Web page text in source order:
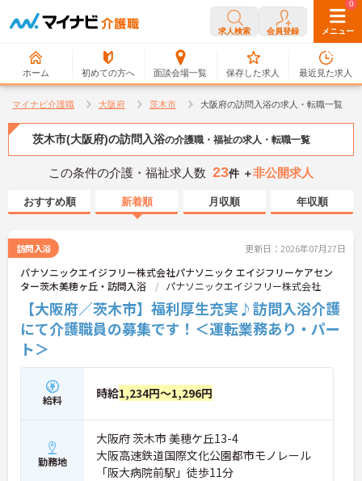
求人検索 会員登録 メニュー
ホーム 初めての方へ 面談会場一覧
0
保存した求人
0
最近見た求人
マイナビ介護職 大阪府 茨木市 大阪府の訪問入浴の求人・転職一覧
茨木市(大阪府)の訪問入浴の介護職・福祉の求人・転職一覧
この条件の介護・福祉求人数 23件 ＋非公開求人
おすすめ順 新着順 月収順 年収順
訪問入浴 更新日：2026年07月27日
パナソニックエイジフリー株式会社パナソニック エイジフリーケアセン
ター茨木美穂ヶ丘・訪問入浴
パナソニックエイジフリー株式会社
【大阪府／茨木市】福利厚生充実♪訪問入浴介護
にて介護職員の募集です！＜運転業務あり・パー
ト＞
給料 時給1,234円～1,296円
勤務地
大阪府 茨木市 美穂ケ丘13-4
大阪高速鉄道国際文化公園都市モノレール
「阪大病院前駅」徒歩11分